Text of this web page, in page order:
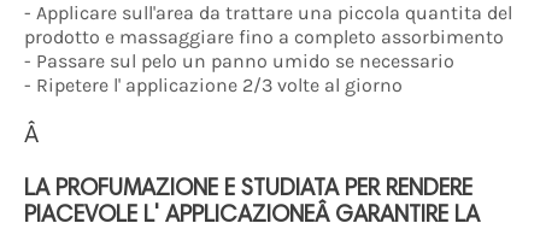
- Applicare sull'area da trattare una piccola quantita del
prodotto e massaggiare fino a completo assorbimento
- Passare sul pelo un panno umido se necessario
- Ripetere l' applicazione 2/3 volte al giorno
Â
LA PROFUMAZIONE E STUDIATA PER RENDERE
PIACEVOLE L' APPLICAZIONEÂ GARANTIRE LA